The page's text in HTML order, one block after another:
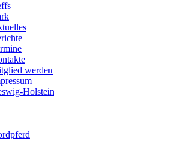
werden
Holstein